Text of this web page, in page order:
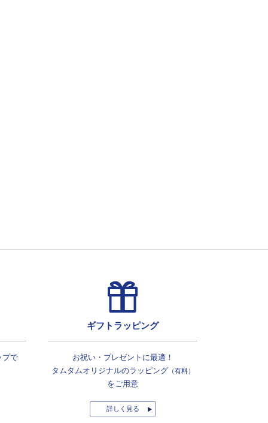
プで
ギフトラッピング
お祝い・プレゼントに最適！
タムタムオリジナルのラッピング（有料）
をご用意
詳しく見る